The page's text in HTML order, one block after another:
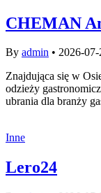
CHEMAN
By admin • 2026-07-
Znajdująca się w
odzieży
ubrania dla branży
Inne
Lero24